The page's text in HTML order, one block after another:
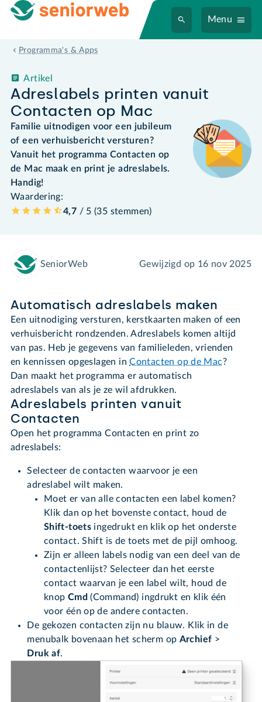
Menu
Programma's & Apps
Adreslabels printen vanuit
Contacten op Mac
Artikel
Familie uitnodigen voor een jubileum
of een verhuisbericht versturen?
Vanuit het programma Contacten op
de Mac maak en print je adreslabels.
Handig!
Waardering:
4,7 / 5 (35 stemmen)
SeniorWeb Gewijzigd op 16 nov 2025
Automatisch adreslabels maken
Een uitnodiging versturen, kerstkaarten maken of een
verhuisbericht rondzenden. Adreslabels komen altijd
van pas. Heb je gegevens van familieleden, vrienden
en kennissen opgeslagen inContacten op de Mac?
Dan maakt het programma er automatisch
adreslabels van als je ze wil afdrukken.
Adreslabels printen vanuit
Contacten
Open het programma Contacten en print zo
adreslabels:
Selecteer de contacten waarvoor je een
adreslabel wilt maken.
Moet er van alle contacten een label komen?
Klik dan op het bovenste contact, houd de
Shift-toets ingedrukt en klik op het onderste
contact. Shift is de toets met de pijl omhoog.
Zijn er alleen labels nodig van een deel van de
contactenlijst? Selecteer dan het eerste
contact waarvan je een label wilt, houd de
knop Cmd(Command) ingdrukt en klik één
voor één op de andere contacten.
De gekozen contacten zijn nu blauw. Klik in de
menubalk bovenaan het scherm op Archief >
Druk af.